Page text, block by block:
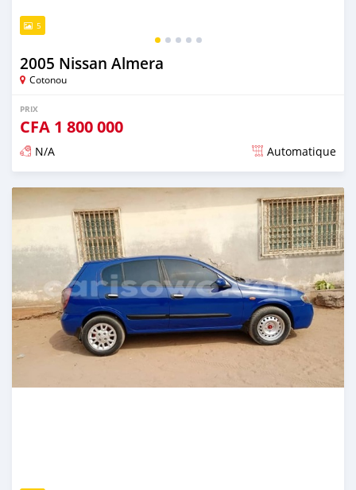
5
2005 Nissan Almera
Cotonou
PRIX
CFA 1 800 000
N/A Automatique
Publié il y a environ 4 ans